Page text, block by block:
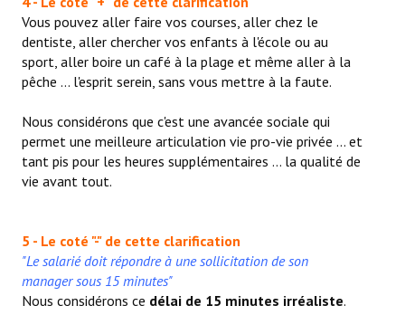
Vous pouvez aller faire vos courses, aller chez le
dentiste, aller chercher vos enfants à l'école ou au
sport, aller boire un café à la plage et même aller à la
pêche ... l'esprit serein, sans vous mettre à la faute.
Nous considérons que c'est une avancée sociale qui
permet une meilleure articulation vie pro-vie privée ... et
tant pis pour les heures supplémentaires ... la qualité de
vie avant tout.
5 - Le coté "-" de cette clarification
"Le salarié doit répondre à une sollicitation de son
manager sous 15 minutes"
Nous considérons ce délai de 15 minutes irréaliste.